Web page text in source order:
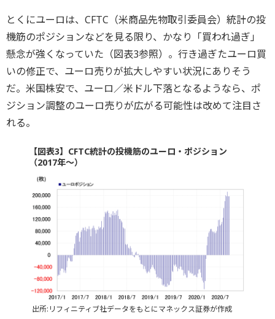
とくにユーロは、CFTC（米商品先物取引委員会）統計の投
機筋のポジションなどを見る限り、かなり「買われ過ぎ」
懸念が強くなっていた（図表3参照）。行き過ぎたユーロ買
いの修正で、ユーロ売りが拡大しやすい状況にありそう
だ。米国株安で、ユーロ／米ドル下落となるようなら、ポ
ジション調整のユーロ売りが広がる可能性は改めて注目さ
れる。
【図表3】CFTC統計の投機筋のユーロ・ポジション
（2017年～）
出所:リフィニティブ社データをもとにマネックス証券が作成